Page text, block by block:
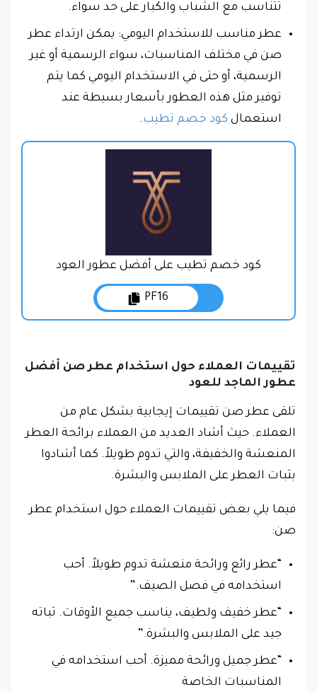
تتناسب مع الشباب والكبار على حد سواء.
عطر مناسب للاستخدام اليومي: يمكن ارتداء عطر
صن في مختلف المناسبات، سواء الرسمية أو غير
الرسمية، أو حتى في الاستخدام اليومي كما يتم
توفير مثل هذه العطور بأسعار بسيطة عند
استعمال كود خصم تطيب.
كود خصم تطيب على أفضل عطور العود
PF16
تقييمات العملاء حول استخدام عطر صن أفضل
عطور الماجد للعود
تلقى عطر صن تقييمات إيجابية بشكل عام من
العملاء. حيث أشاد العديد من العملاء برائحة العطر
المنعشة والخفيفة، والتي تدوم طويلاً. كما أشادوا
بثبات العطر على الملابس والبشرة.
فيما يلي بعض تقييمات العملاء حول استخدام عطر
صن:
“عطر رائع ورائحة منعشة تدوم طويلاً. أحب
استخدامه في فصل الصيف.”
“عطر خفيف ولطيف، يناسب جميع الأوقات. ثباته
جيد على الملابس والبشرة.”
“عطر جميل ورائحة مميزة. أحب استخدامه في
المناسبات الخاصة